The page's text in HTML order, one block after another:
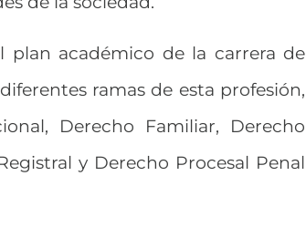
académico de la carrera de
ramas de esta profesión,
Derecho Familiar, Derecho
y Derecho Procesal Penal